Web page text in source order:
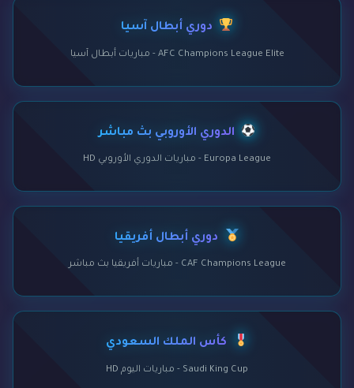
دوري أبطال آسيا
AFC Champions League Elite - مباريات أبطال آسيا
الدوري الأوروبي بث مباشر
Europa League - مباريات الدوري الأوروبي HD
دوري أبطال أفريقيا
CAF Champions League - مباريات أفريقيا بث مباشر
كأس الملك السعودي
Saudi King Cup - مباريات اليوم HD